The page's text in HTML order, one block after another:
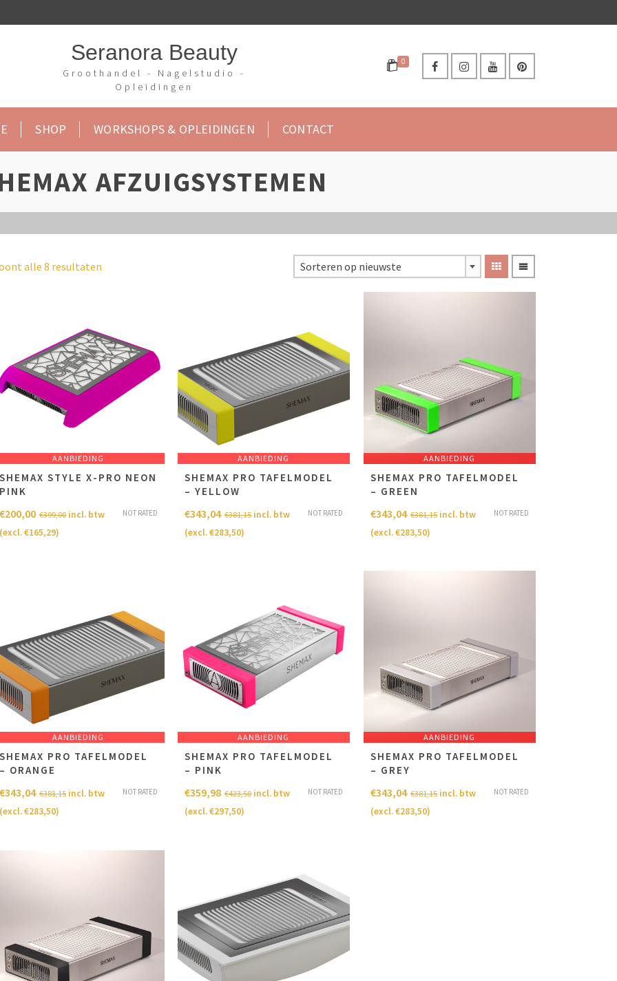
Seranora Beauty
Groothandel - Nagelstudio -
Opleidingen
0
SHOP WORKSHOPS & OPLEIDINGEN CONTACT
AFZUIGSYSTEMEN
alle 8 resultaten Sorteren op nieuwste
AANBIEDING
SHEMAX STYLE X-PRO NEON
PINK
NOT RATED
€399,00
€200,00
incl. btw
(excl.€165,29)
AANBIEDING
SHEMAX PRO TAFELMODEL
– YELLOW
NOT RATED
€381,15
€343,04
incl. btw
(excl.€283,50)
AANBIEDING
SHEMAX PRO TAFELMODEL
– GREEN
NOT RATED
€381,15
€343,04
incl. btw
(excl.€283,50)
AANBIEDING
SHEMAX PRO TAFELMODEL
– ORANGE
NOT RATED
€381,15
€343,04
incl. btw
(excl.€283,50)
AANBIEDING
SHEMAX PRO TAFELMODEL
– PINK
NOT RATED
€423,50
€359,98
incl. btw
(excl.€297,50)
AANBIEDING
SHEMAX PRO TAFELMODEL
– GREY
NOT RATED
€381,15
€343,04
incl. btw
(excl.€283,50)